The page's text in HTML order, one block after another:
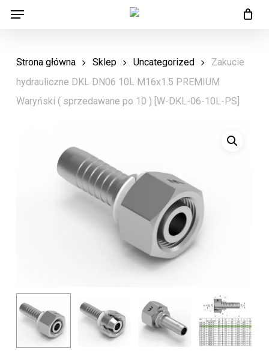
Skip
content
Menu
Strona główna Sklep Uncategorized
Zakucie
hydrauliczne DKL DN06 10L M16x1.5 PREMIUM
Waryński ( sprzedawane po 10 ) [W-DKL-06-10L-PS]
Menu